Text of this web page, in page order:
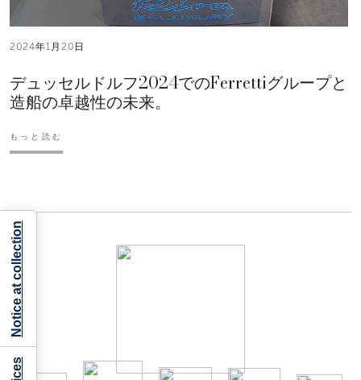
2024年1月20日
デュッセルドルフ2024でのFerrettiグループと
造船の卓越性の未来。
もっと読む
Notice at collection